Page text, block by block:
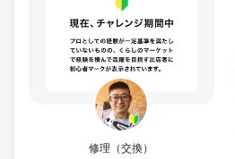
修理（交換）